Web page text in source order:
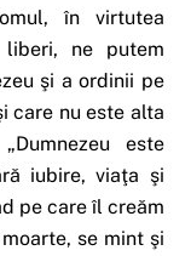
în virtutea
ne putem
şi a ordinii pe
care nu este alta
este
iubire, viaţa şi
pe care îl creăm
se mint şi